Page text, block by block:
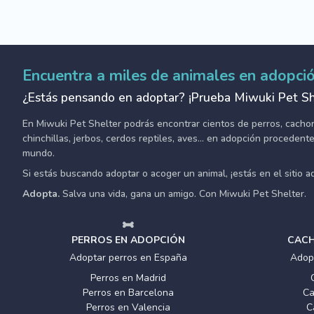
Encuentra a miles de animales en
¿Estás pensando en adoptar? ¡Prueba Miwuki Pet
En Miwuki Pet Shelter podrás encontrar cientos de perros,
chinchillas, jerbos, cerdos reptiles, aves... en adopción
mundo.
Si estás buscando adoptar o acoger un animal, ¡estás en el sitio
Adopta. Salva una vida, gana un amigo. Con Miwuki Pet Shelter.
PERROS EN ADOPCIÓN
Adoptar perros en España
Perros en Madrid
Perros en Barcelona
Perros en Valencia